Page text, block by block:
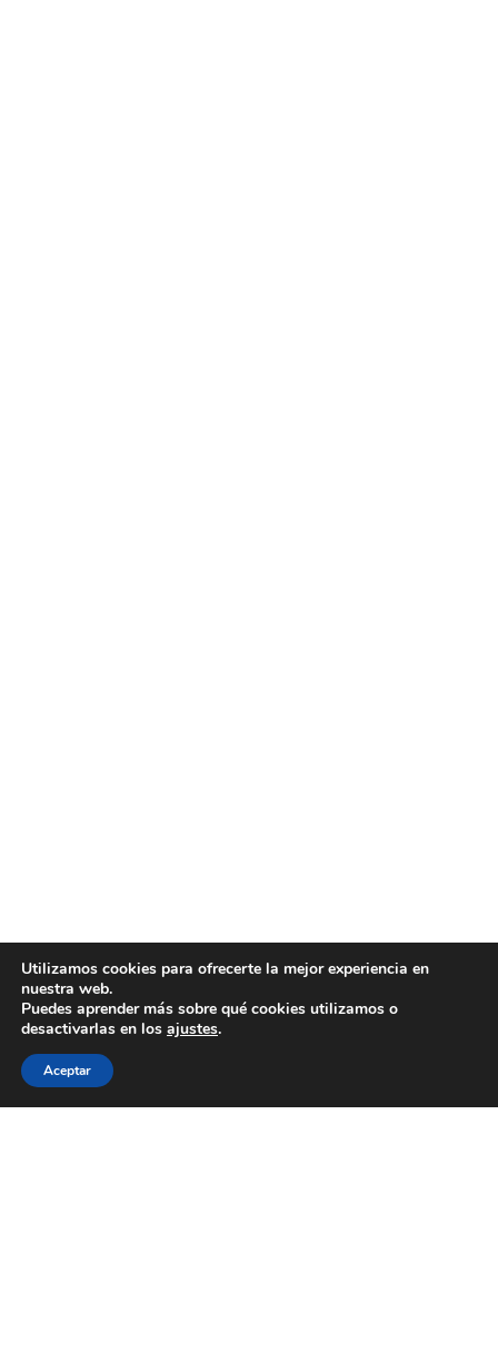
Utilizamos cookies para ofrecerte la mejor experiencia en
nuestra web.
Puedes aprender más sobre qué cookies utilizamos o
desactivarlas en los ajustes.
Aceptar